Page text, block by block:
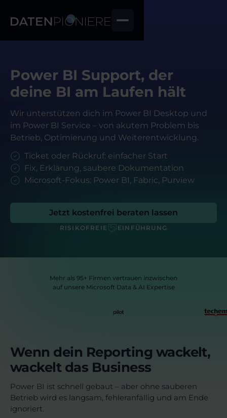
Power BI Support, der
deine BI am Laufen hält
Wir unterstützen dich im Power BI Desktop und
im Power BI Service – von akutem Problem bis
Betrieb, Optimierung und Weiterentwicklung.
Ticket oder Rückruf: einfacher Start
Fix, Erklärung, saubere Dokumentation
Microsoft-Fokus: Power BI, Fabric, Purview
Jetzt kostenfrei beraten lassen
RISIKOFREIE EINFÜHRUNG
Mehr als 95+ Firmen vertrauen inzwischen
auf unsere Microsoft Data & AI Expertise
Wenn dein Reporting wackelt,
wackelt das Business
Power BI ist schnell gebaut – aber ohne sauberen
Betrieb wird es langsam, fehleranfällig und am Ende
ignoriert.